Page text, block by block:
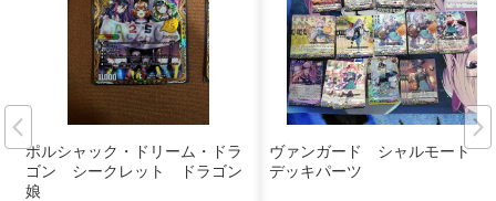
ポルシャック・ドリーム・ドラ
ゴン シークレット ドラゴン
娘
ヴァンガード シャルモート
デッキパーツ